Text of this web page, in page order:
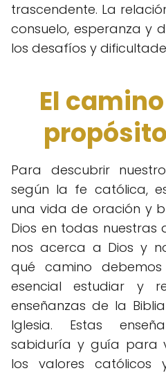
trascendente. La
consuelo, esperanza y
los desafíos y
El
Para descubrir
según la fe católica,
una vida de oración y
Dios en todas nuestras
nos acerca a Dios y
qué camino
esencial estudiar y
enseñanzas de la
Iglesia. Estas
sabiduría y guía para
los valores católicos